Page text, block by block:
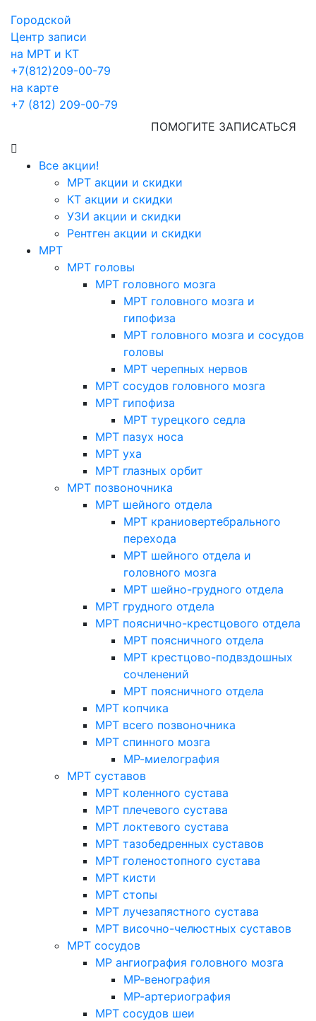
Городской
Центр записи
на МРТ и КТ
+7(812)209-00-79
на карте
+7 (812) 209-00-79
ПОМОГИТЕ ЗАПИСАТЬСЯ
Все акции!
МРТ акции и скидки
КТ акции и скидки
УЗИ акции и скидки
Рентген акции и скидки
МРТ
МРТ головы
МРТ головного мозга
МРТ головного мозга и
гипофиза
МРТ головного мозга и сосудов
головы
МРТ черепных нервов
МРТ сосудов головного мозга
МРТ гипофиза
МРТ турецкого седла
МРТ пазух носа
МРТ уха
МРТ глазных орбит
МРТ позвоночника
МРТ шейного отдела
МРТ краниовертебрального
перехода
МРТ шейного отдела и
головного мозга
МРТ шейно-грудного отдела
МРТ грудного отдела
МРТ пояснично-крестцового отдела
МРТ поясничного отдела
МРТ крестцово-подвздошных
сочленений
МРТ поясничного отдела
МРТ копчика
МРТ всего позвоночника
МРТ спинного мозга
МР-миелография
МРТ суставов
МРТ коленного сустава
МРТ плечевого сустава
МРТ локтевого сустава
МРТ тазобедренных суставов
МРТ голеностопного сустава
МРТ кисти
МРТ стопы
МРТ лучезапястного сустава
МРТ височно-челюстных суставов
МРТ сосудов
МР ангиография головного мозга
МР-венография
МР-артериография
МРТ сосудов шеи